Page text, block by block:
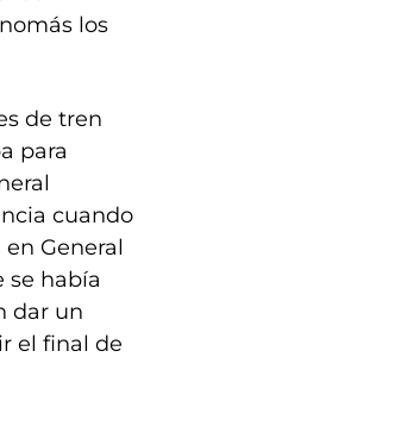
los
de tren
para
cuando
General
se había
dar un
el final de